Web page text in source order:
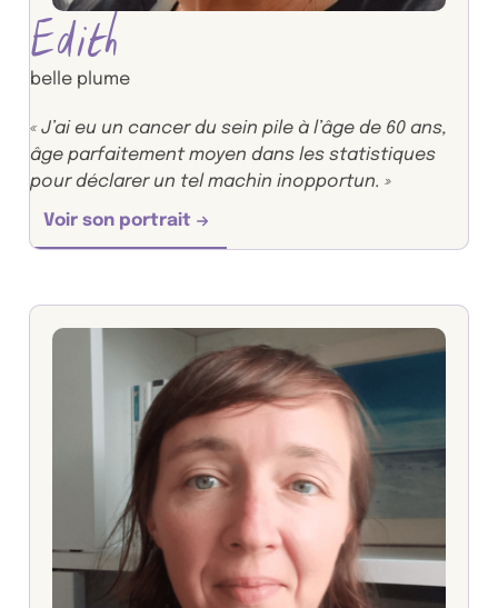
Edith
belle plume
« J’ai eu un cancer du sein pile à l’âge de 60 ans,
âge parfaitement moyen dans les statistiques
pour déclarer un tel machin inopportun. »
Voir son portrait